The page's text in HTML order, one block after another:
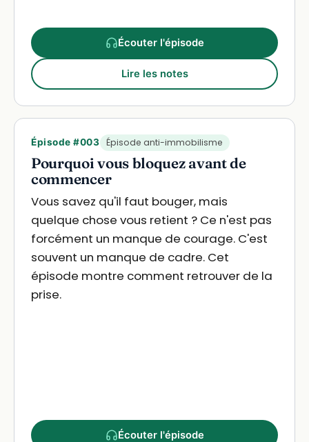
Écouter l'épisode
Lire les notes
Épisode #003 Épisode anti-immobilisme
Pourquoi vous bloquez avant de
commencer
Vous savez qu'il faut bouger, mais
quelque chose vous retient ? Ce n'est pas
forcément un manque de courage. C'est
souvent un manque de cadre. Cet
épisode montre comment retrouver de la
prise.
Écouter l'épisode